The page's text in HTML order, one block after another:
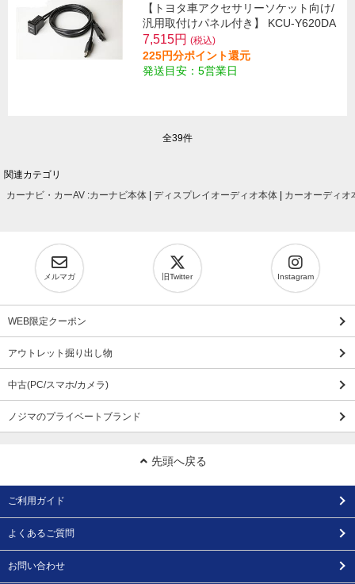
【トヨタ車アクセサリーソケット向け/
汎用取付けパネル付き】 KCU-Y620DA
7,515円 (税込)
225円分ポイント還元
発送目安：5営業日
全39件
関連カテゴリ
カーナビ・カーAV :カーナビ本体 ディスプレイオーディオ本体 カーオーディオ
メルマガ 旧Twitter Instagram
WEB限定クーポン
アウトレット掘り出し物
中古(PC/スマホ/カメラ)
ノジマのプライベートブランド
先頭へ戻る
ご利用ガイド
よくあるご質問
お問い合わせ